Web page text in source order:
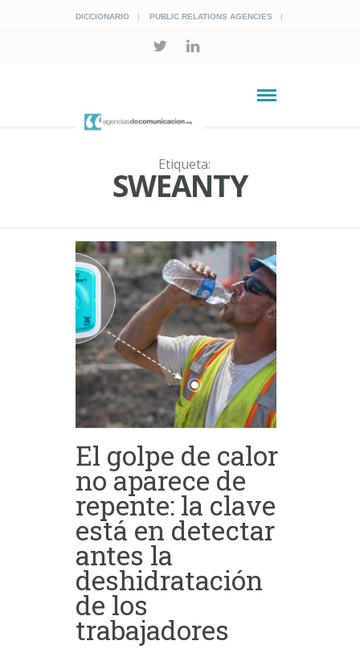
DICCIONARIO PUBLIC RELATIONS AGENCIES
Etiqueta:
SWEANTY
El golpe de calor
no aparece de
repente: la clave
está en detectar
antes la
deshidratación
de los
trabajadores